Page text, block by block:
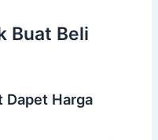
Buat Beli
Dapet Harga